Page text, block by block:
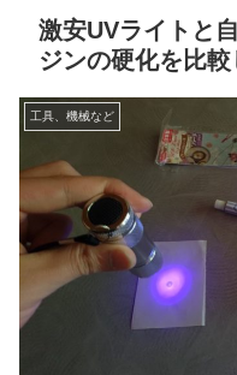
激安UVライトと
ジンの硬化を比較
工具、機械など